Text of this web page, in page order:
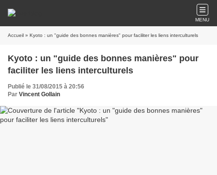
MENU
Accueil » Kyoto : un "guide des bonnes manières" pour faciliter les liens interculturels
Kyoto : un "guide des bonnes manières" pour
faciliter les liens interculturels
Publié le 31/08/2015 à 20:56
Par Vincent Gollain